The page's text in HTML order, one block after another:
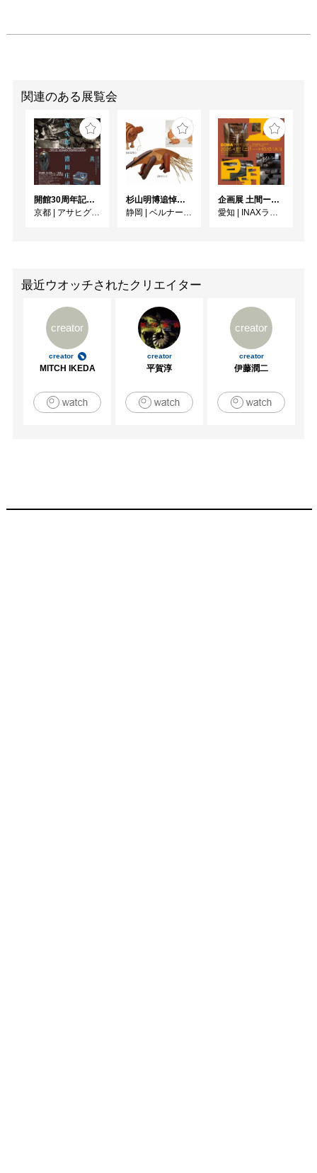
2015　激陶者集団へうげ十作展「ニッポニア ニッポン」
会」（伊勢丹新宿店 / 東京）
京）
[スペースコーデイネイト]
2014-　お菓子工房ルスルス（銀座松屋 / 東京）
関連のある展覧会
開館30周年記念 山本爲三郎・河井寬次郎没後60年記念 「共鳴 河井寬次郎 × 濱田庄司 ー山本爲三郎コレクションより」
京都 | アサヒグループ大山崎山荘美術館
杉山明博追悼展 木とわたし―木工の妙技と美術教育
静岡 | ベルナール・ビュフェ美術館
企画展 土間ーつくって、つかって、再発見ー
愛知 | INAXライブミュージアム
最近ウオッチされたクリエイター
creator
creator
MITCH IKEDA
creator
平賀淳
creator
creator
伊藤潤二